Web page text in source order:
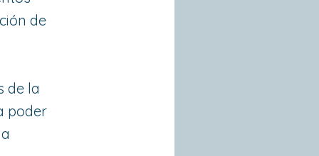
de
de la
poder